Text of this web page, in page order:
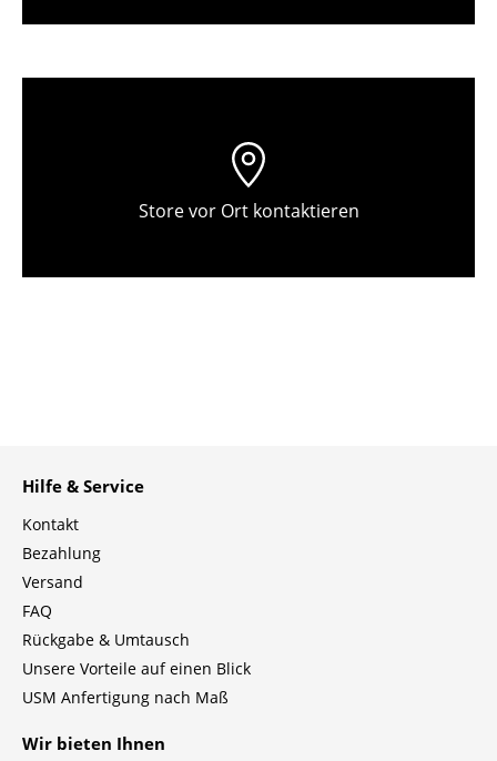
Gartentische
Bücherregale
Sideboards & Kommoden
TV Möbel
Beistell- & Rollcontainer
Store vor Ort kontaktieren
Hilfe & Service
Kontakt
Bezahlung
Versand
FAQ
Rückgabe & Umtausch
Unsere Vorteile auf einen Blick
USM Anfertigung nach Maß
Wir bieten Ihnen